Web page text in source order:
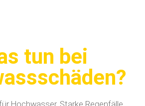
tun bei
Hochwasser. Starke Regenfälle